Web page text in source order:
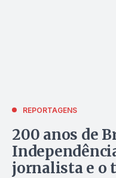
REPORTAGENS
200 anos de
jornalista e o